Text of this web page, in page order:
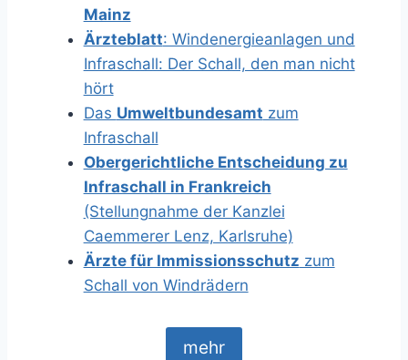
Mainz
Ärzteblatt: Windenergieanlagen und
Infraschall: Der Schall, den man nicht
hört
Das Umweltbundesamt zum
Infraschall
Obergerichtliche Entscheidung zu
Infraschall in Frankreich
(Stellungnahme der Kanzlei
Caemmerer Lenz, Karlsruhe)
Ärzte für Immissionsschutz zum
Schall von Windrädern
mehr